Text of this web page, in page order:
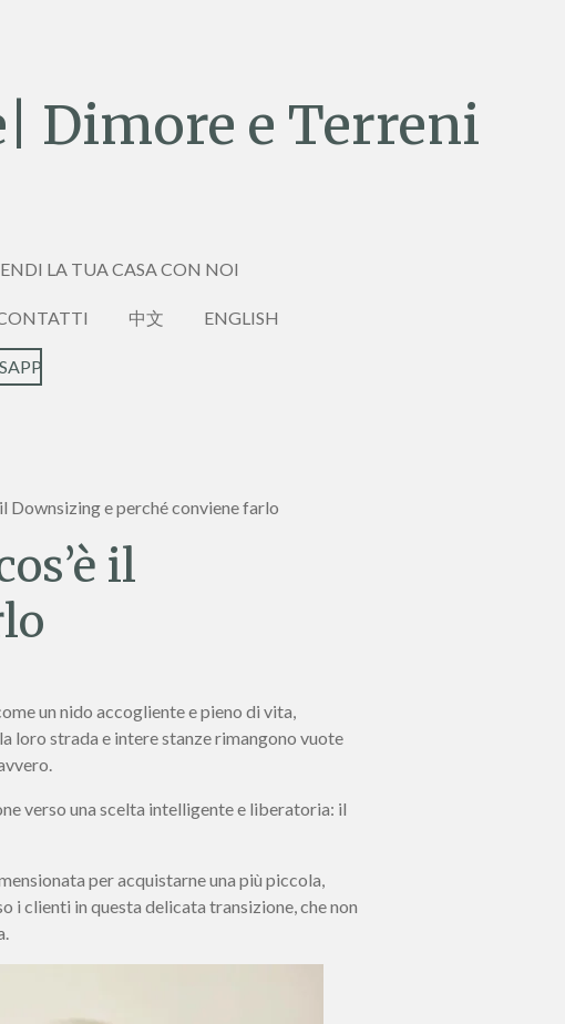
Dimore e Terreni
LA TUA CASA CON NOI
中文 ENGLISH
Downsizing e perché conviene farlo
il
un nido accogliente e pieno di vita,
loro strada e intere stanze rimangono vuote
verso una scelta intelligente e liberatoria: il
per acquistarne una più piccola,
i clienti in questa delicata transizione, che non